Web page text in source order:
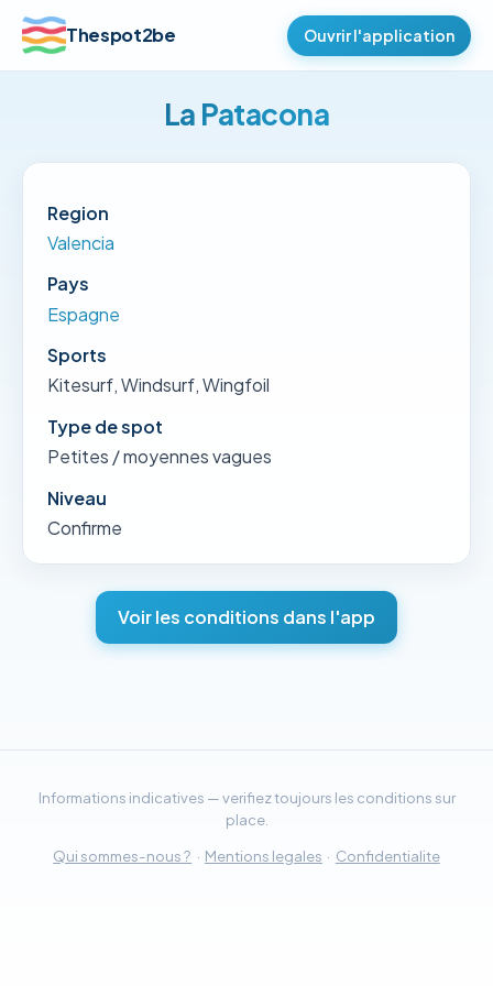
Thespot2be Ouvrir l'application
La Patacona
Region
Valencia
Pays
Espagne
Sports
Kitesurf, Windsurf, Wingfoil
Type de spot
Petites / moyennes vagues
Niveau
Confirme
Voir les conditions dans l'app
Informations indicatives — verifiez toujours les conditions sur
place.
Qui sommes-nous ? · Mentions legales · Confidentialite